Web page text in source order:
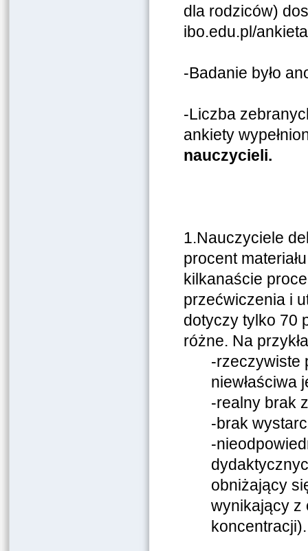
dla rodziców)
ibo.edu.pl/
-Badanie było
-Liczba
ankiety
nauczycieli.
1.Nauczyciele
procent
kilkanaście
przećwiczenia i
dotyczy tylko 70
różne. Na
-rzeczywiste
niewłaściwa
-realny brak
-brak
-
obniżający
wynikający z
koncentracji).